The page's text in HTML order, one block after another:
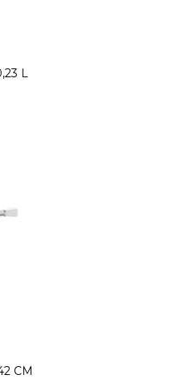
L
CM